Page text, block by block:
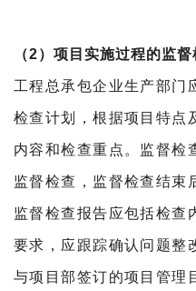
（2）项目实施过程的监督
工程总承包企业生产部门
检查计划，根据项目特点
内容和检查重点。 监督检
监督检查，监督检查结束
监督检查报告应包括检查
要求，应跟踪确认问题整
与项目部签订的项目管理